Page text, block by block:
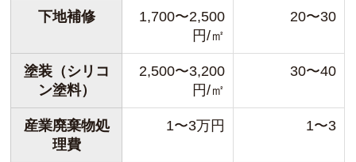
下地補修
1,700〜2,500
円/㎡
20〜30
塗装（シリコ
ン塗料）
2,500〜3,200
円/㎡
30〜40
産業廃棄物処
理費
1〜3万円 1〜3